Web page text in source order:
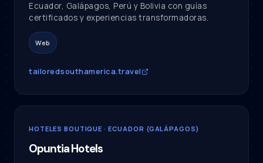
Ecuador, Galápagos, Perú y Bolivia con guías
certificados y experiencias transformadoras.
Web
tailoredsouthamerica.travel
HOTELES BOUTIQUE · ECUADOR (GALÁPAGOS)
Opuntia Hotels